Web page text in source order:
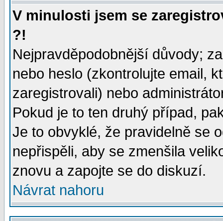
V minulosti jsem se
?!
Nejpravděpodobnější důvody;
nebo heslo (zkontrolujte email,
zaregistrovali) nebo
Pokud je to ten druhý případ,
Je to obvyklé, že pravidelně se
nepřispěli, aby se zmenšila
znovu a zapojte se do diskuzí.
Návrat nahoru